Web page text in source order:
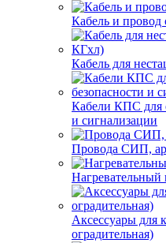
Кабель и провод
Кабель для
Кабели КПС для
и сигнализации
Провода СИП,
Нагревательный
Аксессуары для
оградительная)